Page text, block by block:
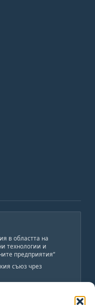
в областта на
технологии и
предприятия“
съюз чрез
800 лв.